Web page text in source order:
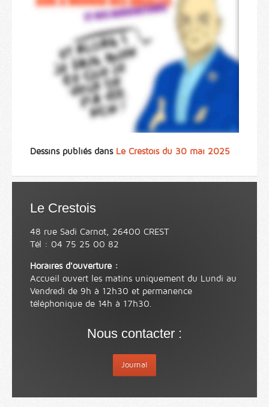
Dessins publiés dans Le Crestois du 30 mai 2025
Le Crestois
48 rue Sadi Carnot, 26400 CREST
Tél : 04 75 25 00 82
Horaires d'ouverture :
Accueil ouvert les matins uniquement du Lundi au
Vendredi de 9h à 12h30 et permanence
téléphonique de 14h à 17h30.
Nous contacter :
Journal